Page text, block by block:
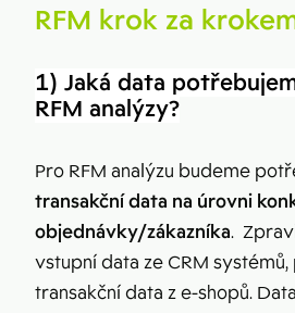
RFM krok za
1) Jaká data
RFM analýzy?
Pro RFM analýzu budeme
transakční data na úrovni
objednávky/zákazníka.
vstupní data ze CRM
transakční data z e-shopů.